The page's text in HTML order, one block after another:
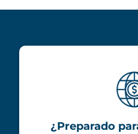
¿Preparado